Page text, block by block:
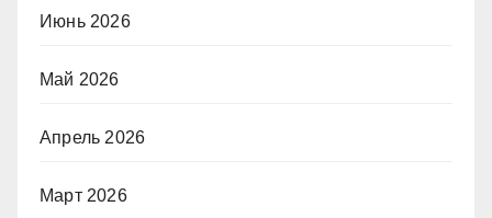
Июнь 2026
Май 2026
Апрель 2026
Март 2026